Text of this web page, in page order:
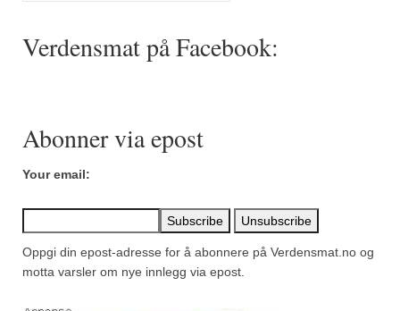
Mirepoix
Paprikapulver, pikant
Piment d’Espelette
Purreløk (tørket)
Verdensmat på Facebook:
Abonner via epost
Your email:
Oppgi din epost-adresse for å abonnere på Verdensmat.no og
motta varsler om nye innlegg via epost.